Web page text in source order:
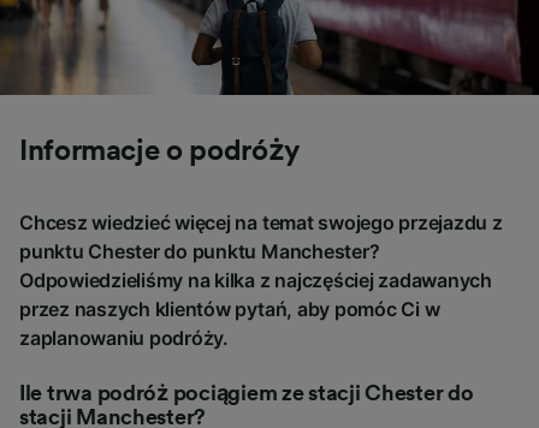
Informacje o podróży
Chcesz wiedzieć więcej na temat swojego przejazdu z
punktu Chester do punktu Manchester?
Odpowiedzieliśmy na kilka z najczęściej zadawanych
przez naszych klientów pytań, aby pomóc Ci w
zaplanowaniu podróży.
Ile trwa podróż pociągiem ze stacji Chester do
stacji Manchester?